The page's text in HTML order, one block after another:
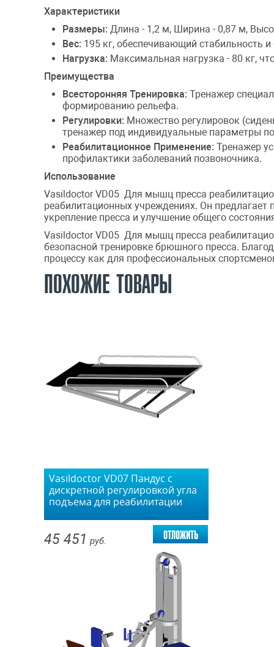
Характеристики
Размеры: Длина - 1,2 м, Ширина - 0,87 м,
Вес: 195 кг, обеспечивающий стабильность
Нагрузка: Максимальная нагрузка - 80 кг,
Преимущества
Всесторонняя Тренировка: Тренажер
формированию рельефа.
Регулировки: Множество регулировок
тренажер под индивидуальные параметры
Реабилитационное Применение: Тренажер
профилактики заболеваний позвоночника.
Использование
Vasildoctor VD05 Для мышц пресса
реабилитационных учреждениях. Он
укрепление пресса и улучшение общего
Vasildoctor VD05 Для мышц пресса
безопасной тренировке брюшного пресса.
процессу как для профессиональных
ПОХОЖИЕ ТОВАРЫ
Vasildoctor VD07 Пандус с
дискретной регулировкой угла
подъема для реабилитации
45 451 руб. отложить